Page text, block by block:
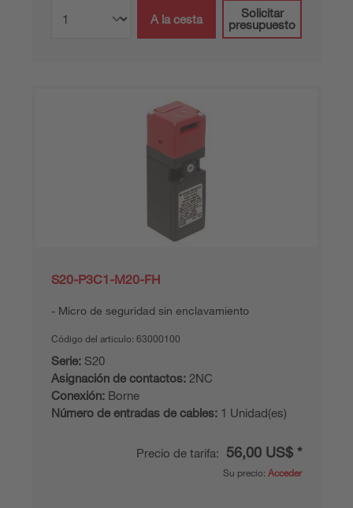
A la cesta
Solicitar
presupuesto
S20-P3C1-M20-FH
Micro de seguridad sin enclavamiento
Código del articulo: 63000100
Serie: S20
Asignación de contactos: 2NC
Conexión: Borne
Número de entradas de cables: 1 Unidad(es)
Precio de tarifa: 56,00 US$ *
Su precio: Acceder